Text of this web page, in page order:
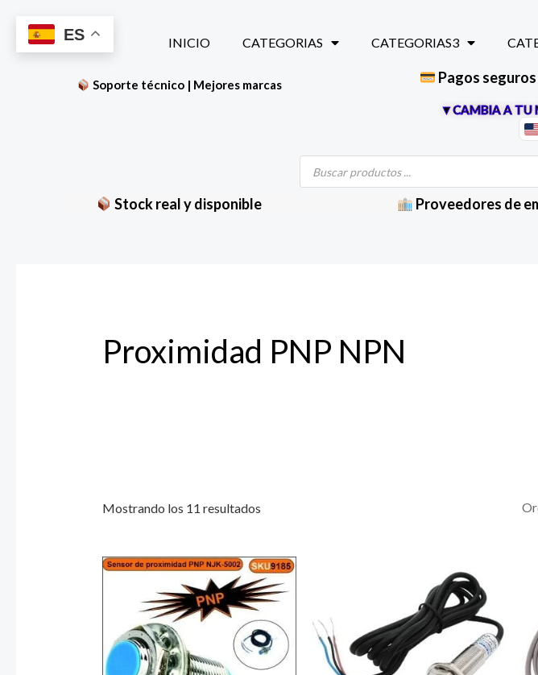
contenido
INICIO CATEGORIAS CATEGORIAS3
Soporte técnico | Mejores marcas Pagos
▼CAMBIA A TU
Búsqueda
productos
Stock real y disponible Proveedores de
Proximidad PNP NPN
Mostrando los 11 resultados
ES